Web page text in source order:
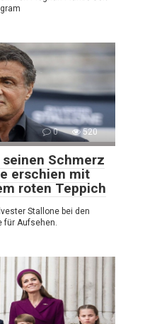
0 520
Schmerz
erschien mit
roten Teppich
Stallone bei den
für Aufsehen.